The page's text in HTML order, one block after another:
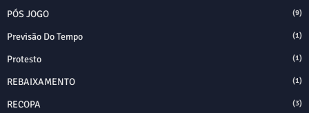
PÓS JOGO (9)
Previsão Do Tempo (1)
Protesto (1)
REBAIXAMENTO (1)
RECOPA (3)